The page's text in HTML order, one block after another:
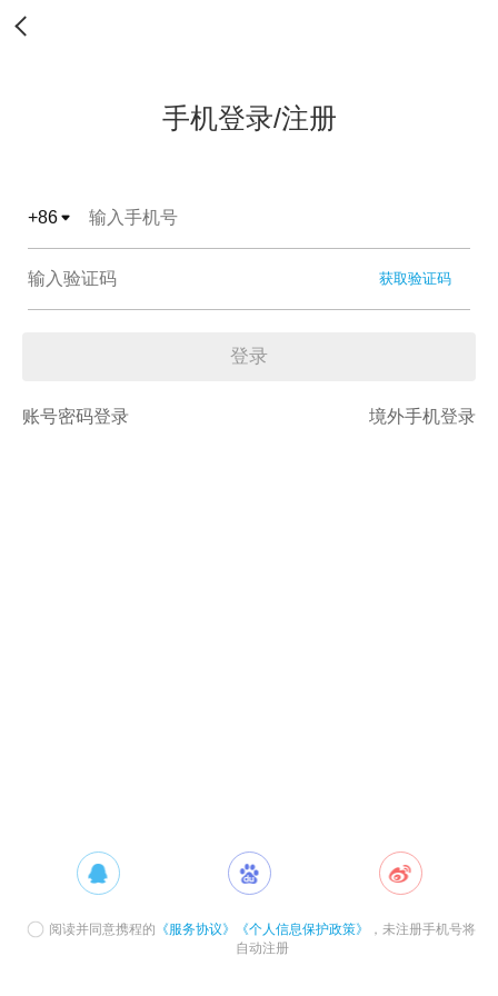
手机登录/注册
+86
获取验证码
登录
账号密码登录 境外手机登录
阅读并同意携程的 《服务协议》 《个人信息保护政策》
，未注册手机号将
自动注册